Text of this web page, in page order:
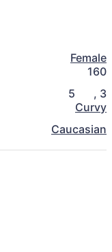
Female
160
5 , 3
Curvy
Caucasian